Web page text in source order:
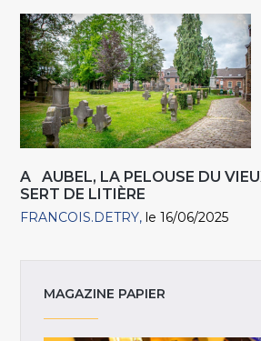
A AUBEL, LA PELOUSE DU
SERT DE LITIÈRE
FRANCOIS.DETRY le 16/06/2025
MAGAZINE PAPIER